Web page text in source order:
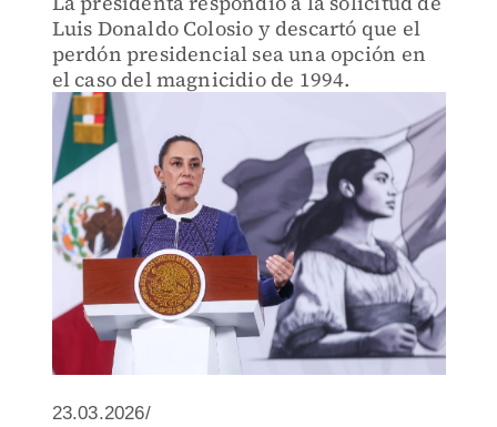
Luis Donaldo Colosio y descartó que el
perdón presidencial sea una opción en
el caso del magnicidio de 1994.
23.03.2026/